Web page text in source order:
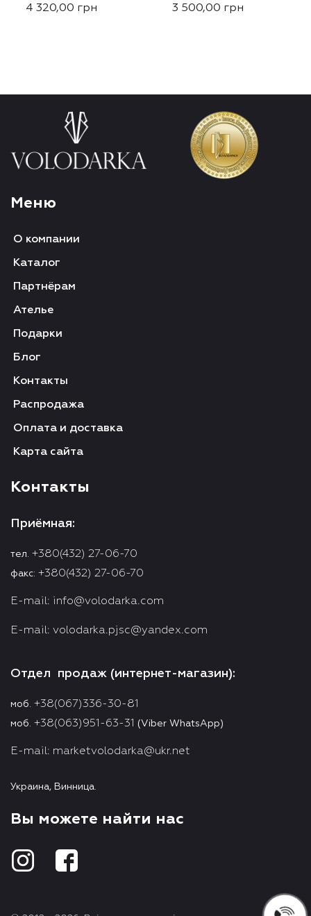
4 320,00 грн
3 500,00 грн
Меню
О компании
Каталог
Партнёрам
Ателье
Подарки
Блог
Контакты
Распродажа
Оплата и доставка
Карта сайта
Контакты
Приёмная:
тел. +380(432) 27-06-70
факс: +380(432) 27-06-70
E-mail: info@volodarka.com
E-mail: volodarka.pjsc@yandex.com
Отдел продаж (интернет-магазин):
моб. +38(067)336-30-81
моб. +38(063)951-63-31 (Viber WhatsApp)
E-mail: marketvolodarka@ukr.net
Украина, Винница.
Вы можете найти нас